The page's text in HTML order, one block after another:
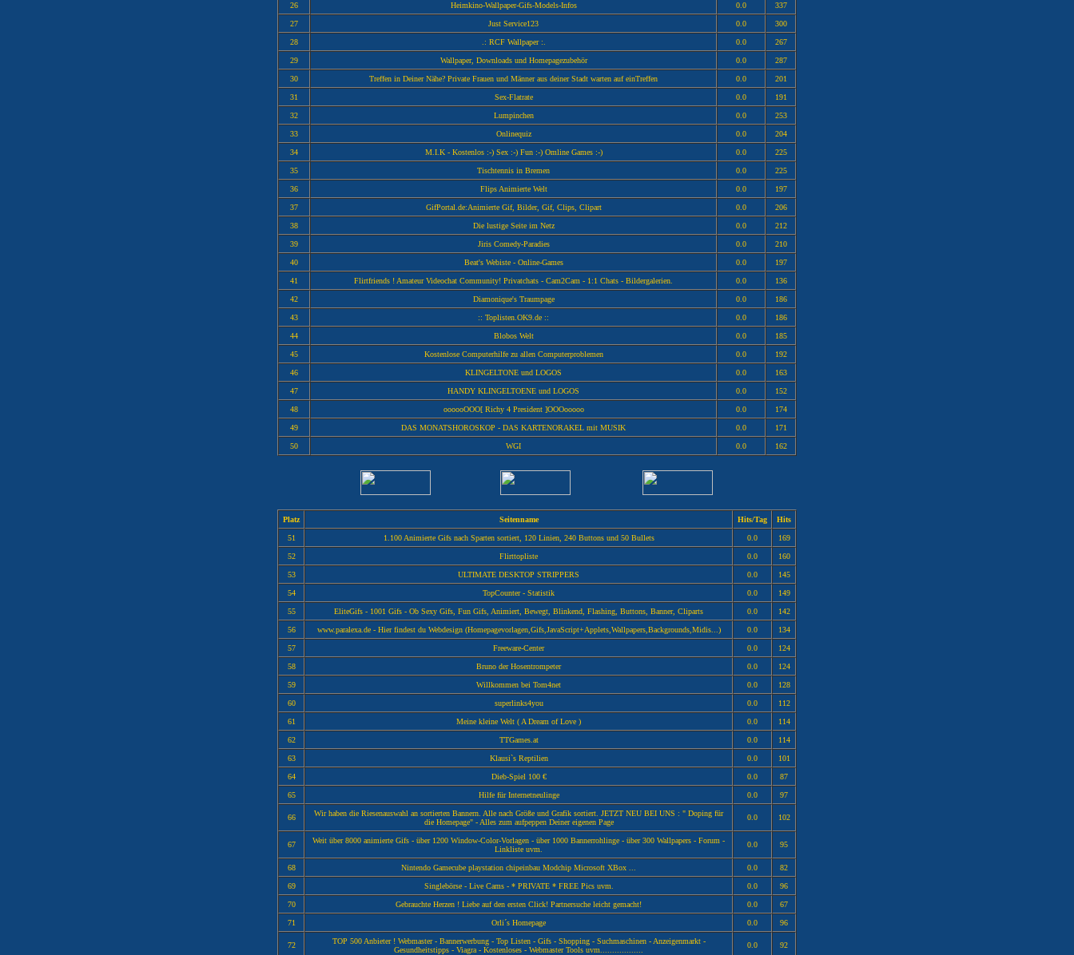
26 Heimkino-Wallpaper-Gifs-Models-Infos 0.0 337
27 Just Service123 0.0 300
28 .: RCF Wallpaper :. 0.0 267
29 Wallpaper, Downloads und Homepagezubehör 0.0 287
30 Treffen in Deiner Nähe? Private Frauen und Männer aus deiner Stadt warten auf einTreffen 0.0 201
31 Sex-Flatrate 0.0 191
32 Lumpinchen 0.0 253
33 Onlinequiz 0.0 204
34 M.I.K - Kostenlos :-) Sex :-) Fun :-) Omline Games :-) 0.0 225
35 Tischtennis in Bremen 0.0 225
36 Flips Animierte Welt 0.0 197
37 GifPortal.de:Animierte Gif, Bilder, Gif, Clips, Clipart 0.0 206
38 Die lustige Seite im Netz 0.0 212
39 Jiris Comedy-Paradies 0.0 210
40 Beat's Webiste - Online-Games 0.0 197
41 Flirtfriends ! Amateur Videochat Community! Privatchats - Cam2Cam - 1:1 Chats - Bildergalerien. 0.0 136
42 Diamonique's Traumpage 0.0 186
43 :: Toplisten.OK9.de :: 0.0 186
44 Blobos Welt 0.0 185
45 Kostenlose Computerhilfe zu allen Computerproblemen 0.0 192
46 KLINGELTONE und LOGOS 0.0 163
47 HANDY KLINGELTOENE und LOGOS 0.0 152
48 oooooOOO[ Richy 4 President ]OOOooooo 0.0 174
49 DAS MONATSHOROSKOP - DAS KARTENORAKEL mit MUSIK 0.0 171
50 WGI 0.0 162
Platz Seitenname Hits/Tag Hits
51 1.100 Animierte Gifs nach Sparten sortiert, 120 Linien, 240 Buttons und 50 Bullets 0.0 169
52 Flirttopliste 0.0 160
53 ULTIMATE DESKTOP STRIPPERS 0.0 145
54 TopCounter - Statistik 0.0 149
55 EliteGifs - 1001 Gifs - Ob Sexy Gifs, Fun Gifs, Animiert, Bewegt, Blinkend, Flashing, Buttons, Banner, Cliparts 0.0 142
56 www.paralexa.de - Hier findest du Webdesign (Homepagevorlagen,Gifs,JavaScript+Applets,Wallpapers,Backgrounds,Midis...) 0.0 134
57 Freeware-Center 0.0 124
58 Bruno der Hosentrompeter 0.0 124
59 Willkommen bei Tom4net 0.0 128
60 superlinks4you 0.0 112
61 Meine kleine Welt ( A Dream of Love ) 0.0 114
62 TTGames.at 0.0 114
63 Klausi`s Reptilien 0.0 101
64 Dieb-Spiel 100 € 0.0 87
65 Hilfe für Internetneulinge 0.0 97
66
Wir haben die Riesenauswahl an sortierten Bannern. Alle nach Größe und Grafik sortiert. JETZT NEU BEI UNS : " Doping für
die Homepage" - Alles zum aufpeppen Deiner eigenen Page
0.0 102
67
Weit über 8000 animierte Gifs - über 1200 Window-Color-Vorlagen - über 1000 Bannerrohlinge - über 300 Wallpapers - Forum -
Linkliste uvm.
0.0 95
68 Nintendo Gamecube playstation chipeinbau Modchip Microsoft XBox ... 0.0 82
69 Singlebörse - Live Cams - * PRIVATE * FREE Pics uvm. 0.0 96
70 Gebrauchte Herzen ! Liebe auf den ersten Click! Partnersuche leicht gemacht! 0.0 67
71 Orli´s Homepage 0.0 96
72
TOP 500 Anbieter ! Webmaster - Bannerwerbung - Top Listen - Gifs - Shopping - Suchmaschinen - Anzeigenmarkt -
Gesundheitstipps - Viagra - Kostenloses - Webmaster Tools uvm..................
0.0 92